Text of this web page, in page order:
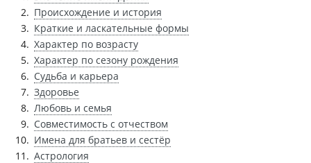
Происхождение и история
Краткие и ласкательные формы
Характер по возрасту
Характер по сезону рождения
Судьба и карьера
Здоровье
Любовь и семья
Совместимость с отчеством
Имена для братьев и сестёр
Астрология